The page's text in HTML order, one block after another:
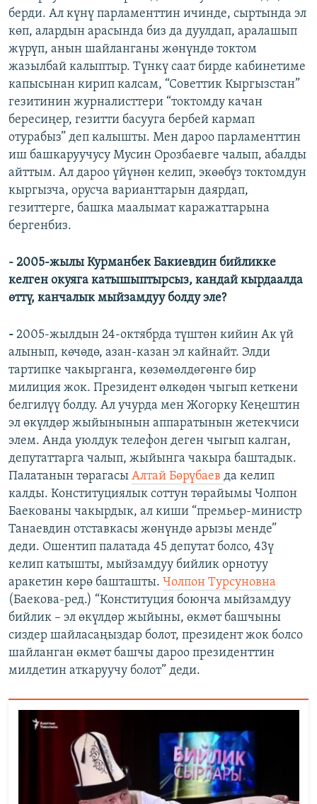
берди. Ал күнү парламенттин ичинде, сыртында эл
көп, алардын арасында биз да дуулдап, аралашып
жүрүп, анын шайланганы жөнүндө токтом
жазылбай калыптыр. Түнкү саат бирде кабинетиме
капысынан кирип калсам, “Советтик Кыргызстан”
гезитинин журналисттери “токтомду качан
бересиңер, гезитти басууга бербей кармап
отурабыз” деп калышты. Мен дароо парламенттин
иш башкаруучусу Мусин Орозбаевге чалып, абалды
айттым. Ал дароо үйүнөн келип, экөөбүз токтомдун
кыргызча, орусча варианттарын даярдап,
гезиттерге, башка маалымат каражаттарына
бергенбиз.
- 2005-жылы Курманбек Бакиевдин бийликке
келген окуяга катышыптырсыз, кандай кырдаалда
өттү, канчалык мыйзамдуу болду эле?
- 2005-жылдын 24-октябрда түштөн кийин Ак үй
алынып, көчөдө, азан-казан эл кайнайт. Элди
тартипке чакырганга, көзөмөлдөгөнгө бир
милиция жок. Президент өлкөдөн чыгып кеткени
белгилүү болду. Ал учурда мен Жогорку Кеңештин
эл өкүлдөр жыйынынын аппаратынын жетекчиси
элем. Анда уюлдук телефон деген чыгып калган,
депутаттарга чалып, жыйынга чакыра баштадык.
Палатанын төрагасы Алтай Бөрүбаев да келип
калды. Конституциялык соттун төрайымы Чолпон
Баекованы чакырдык, ал киши “премьер-министр
Танаевдин отставкасы жөнүндө арызы менде”
деди. Ошентип палатада 45 депутат болсо, 43ү
келип катышты, мыйзамдуу бийлик орнотуу
аракетин көрө башташты. Чолпон Турсуновна
(Баекова-ред.) “Конституция боюнча мыйзамдуу
бийлик – эл өкүлдөр жыйыны, өкмөт башчыны
сиздер шайласаңыздар болот, президент жок болсо
шайланган өкмөт башчы дароо президенттин
милдетин аткаруучу болот” деди.